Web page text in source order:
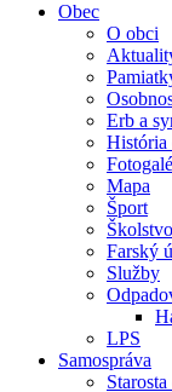
Obec
O obci
Erb a
História
Mapa
Šport
Školstvo
Farský
Služby
LPS
Samospráva